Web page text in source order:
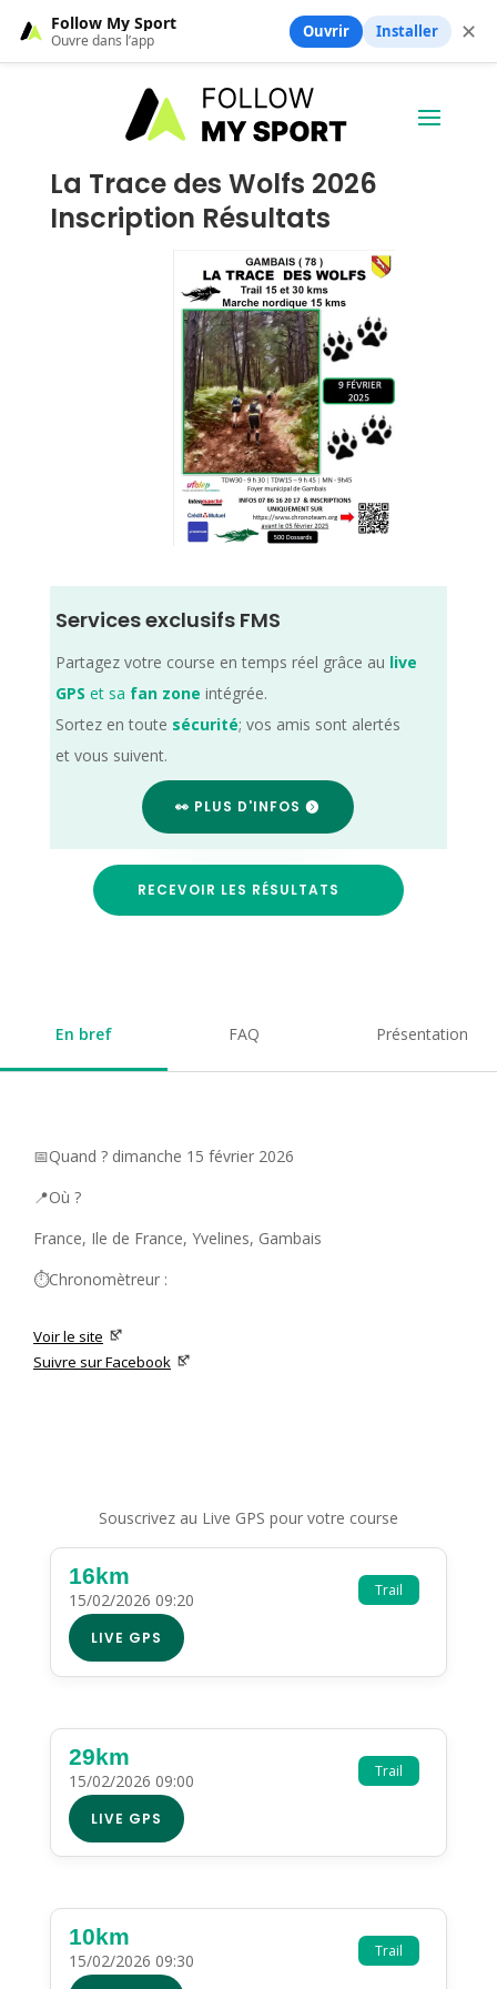
La Trace des Wolfs 2026
Inscription Résultats
Services exclusifs FMS
Partagez votre course en temps réel grâce au live
GPS et sa fan zone intégrée.
Sortez en toute sécurité; vos amis sont alertés
et vous suivent.
👀 PLUS D'INFOS
RECEVOIR LES RÉSULTATS
En bref FAQ Présentation
📅Quand ? dimanche 15 février 2026
📍Où ?
France, Ile de France, Yvelines, Gambais
⏱️Chronomètreur :
Voir le site
Suivre sur Facebook
Souscrivez au Live GPS pour votre course
Trail
16km
15/02/2026 09:20
LIVE GPS
Trail
29km
15/02/2026 09:00
LIVE GPS
Trail
10km
15/02/2026 09:30
Follow My Sport
Ouvre dans l’app Ouvrir Installer ✕